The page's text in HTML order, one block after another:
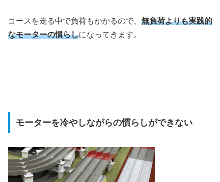
コースを走る中で負荷もかかるので、 無負荷よりも実践的
なモーターの慣らしになってきます。
モーターを冷やしながらの慣らしができない